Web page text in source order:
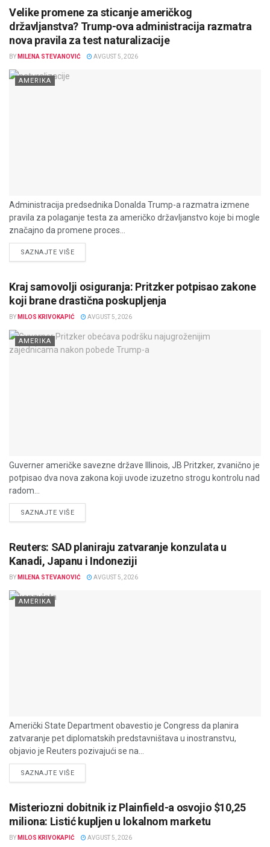
Velike promene za sticanje američkog
državljanstva? Trump-ova administracija razmatra
nova pravila za test naturalizacije
BY MILENA STEVANOVIĆ AVGUST 5, 2026
AMERIKA
Administracija predsednika Donalda Trump-a razmatra izmene
pravila za polaganje testa za američko državljanstvo koje bi mogle
značajno da promene proces...
SAZNAJTE VIŠEDETAILS
Kraj samovolji osiguranja: Pritzker potpisao zakone
koji brane drastična poskupljenja
BY MILOS KRIVOKAPIĆ AVGUST 5, 2026
AMERIKA
Guverner američke savezne države Illinois, JB Pritzker, zvanično je
potpisao dva nova zakona koji uvode izuzetno strogu kontrolu nad
radom...
SAZNAJTE VIŠEDETAILS
Reuters: SAD planiraju zatvaranje konzulata u
Kanadi, Japanu i Indoneziji
BY MILENA STEVANOVIĆ AVGUST 5, 2026
AMERIKA
Američki State Department obavestio je Congress da planira
zatvaranje pet diplomatskih predstavništava u inostranstvu,
objavio je Reuters pozivajući se na...
SAZNAJTE VIŠEDETAILS
Misteriozni dobitnik iz Plainfield-a osvojio $10,25
miliona: Listić kupljen u lokalnom marketu
BY MILOS KRIVOKAPIĆ AVGUST 5, 2026